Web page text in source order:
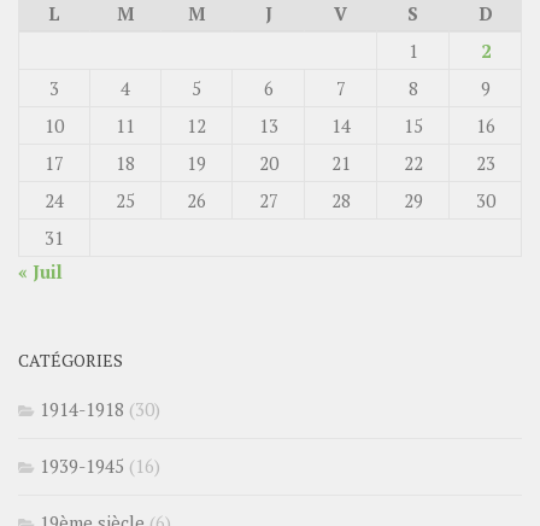
L
M M J V S
D
1
2
3
4 5 6 7 8
9
10
11 12 13 14 15
16
17
18 19 20 21 22
23
24
25 26 27 28 29
30
31
« Juil
CATÉGORIES
1914-1918 (30)
1939-1945 (16)